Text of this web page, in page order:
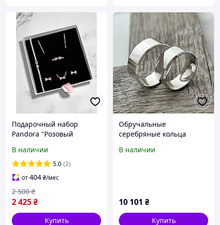
Подарочный набор
Pandora "Розовый
Серьги, Кольцо, Подвска
Пандора
В наличии
5.0 (2)
от404₴/мес
2 425₴
2 500 ₴
Купить
Обручальные
серебряные кольца
молодоженам
В наличии
10 101 ₴
Купить